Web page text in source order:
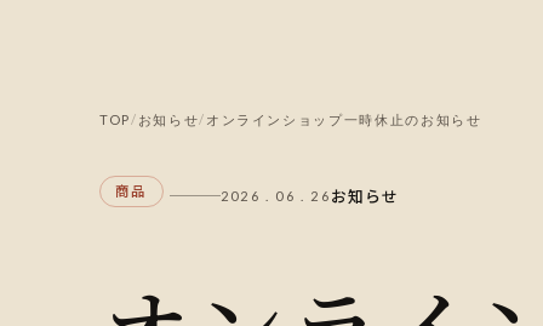
TOP/ お知らせ/ オンラインショップ一時休止のお知らせ
商品 2026 . 06 . 26 お知らせ